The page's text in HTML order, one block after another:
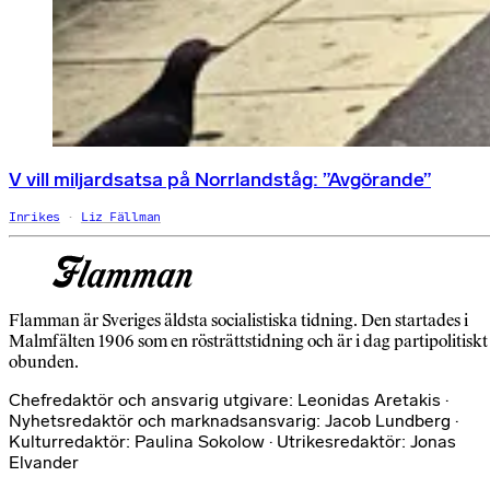
V vill miljardsatsa på Norrlandståg: ”Avgörande”
Inrikes Liz Fällman
Flamman är Sveriges äldsta socialistiska tidning. Den startades i
Malmfälten 1906 som en rösträttstidning och är i dag partipolitiskt
obunden.
Chefredaktör och ansvarig utgivare: Leonidas Aretakis ·
Nyhetsredaktör och marknadsansvarig: Jacob Lundberg ·
Kulturredaktör: Paulina Sokolow · Utrikesredaktör: Jonas
Elvander